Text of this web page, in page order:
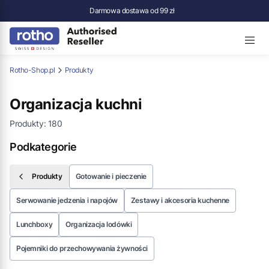
Darmowa dostawa od 99 zł
Rotho-Shop.pl Produkty
Organizacja kuchni
Produkty: 180
Podkategorie
Produkty Gotowanie i pieczenie
Serwowanie jedzenia i napojów Zestawy i akcesoria kuchenne
Lunchboxy Organizacja lodówki
Pojemniki do przechowywania żywności